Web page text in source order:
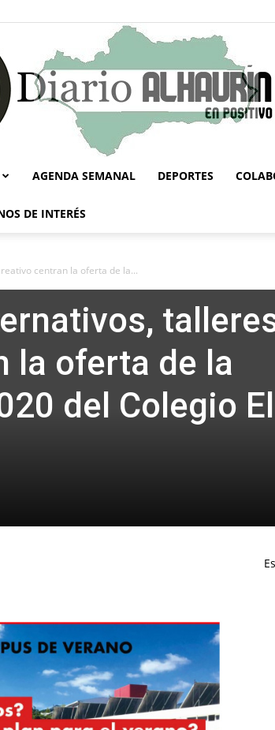
AGENDA SEMANAL DEPORTES
DE INTERÉS
centran la oferta de la...
la oferta de la
del Colegio El